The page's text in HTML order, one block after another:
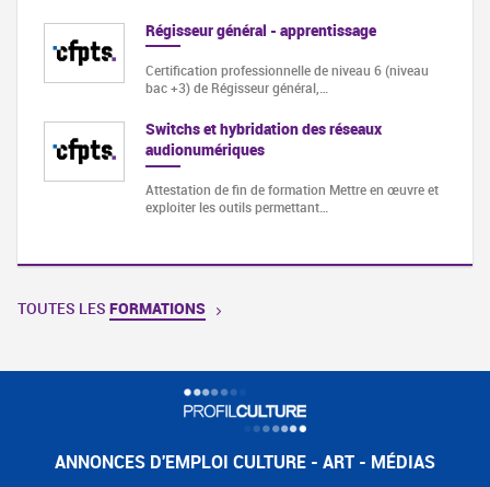
Régisseur général - apprentissage
Certification professionnelle de niveau 6 (niveau
bac +3) de Régisseur général,…
Switchs et hybridation des réseaux
audionumériques
Attestation de fin de formation Mettre en œuvre et
exploiter les outils permettant…
TOUTES LES FORMATIONS
ANNONCES D'EMPLOI CULTURE - ART - MÉDIAS